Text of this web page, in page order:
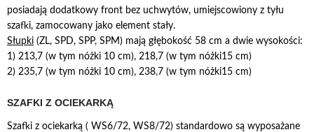
posiadają dodatkowy front bez uchwytów, umiejscowiony z tyłu
szafki, zamocowany jako element stały.
Słupki (ZL, SPD, SPP, SPM) mają głębokość 58 cm a dwie wysokości:
1) 213,7 (w tym nóżki 10 cm), 218,7 (w tym nóżki15 cm)
2) 235,7 (w tym nóżki 10 cm), 238,7 (w tym nóżki15 cm)
SZAFKI Z OCIEKARKĄ
Szafki z ociekarką ( WS6/72, WS8/72) standardowo są wyposażane